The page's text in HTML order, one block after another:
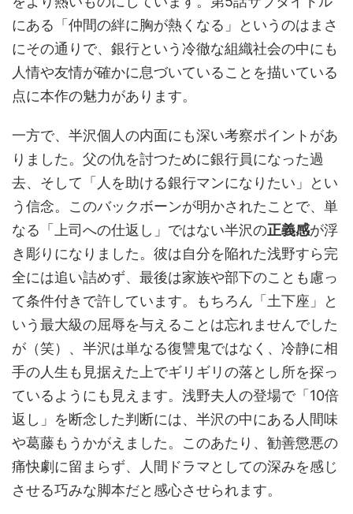
にある「仲間の絆に胸が熱くなる」というのはまさ
にその通りで、銀行という冷徹な組織社会の中にも
人情や友情が確かに息づいていることを描いている
点に本作の魅力があります。
一方で、半沢個人の内面にも深い考察ポイントがあ
りました。父の仇を討つために銀行員になった過
去、そして「人を助ける銀行マンになりたい」とい
う信念。このバックボーンが明かされたことで、単
なる「上司への仕返し」ではない半沢の正義感が浮
き彫りになりました。彼は自分を陥れた浅野すら完
全には追い詰めず、最後は家族や部下のことも慮っ
て条件付きで許しています。もちろん「土下座」と
いう最大級の屈辱を与えることは忘れませんでした
が（笑）、半沢は単なる復讐鬼ではなく、冷静に相
手の人生も見据えた上でギリギリの落とし所を探っ
ているようにも見えます。浅野夫人の登場で「10倍
返し」を断念した判断には、半沢の中にある人間味
や葛藤もうかがえました。このあたり、勧善懲悪の
痛快劇に留まらず、人間ドラマとしての深みを感じ
させる巧みな脚本だと感心させられます。